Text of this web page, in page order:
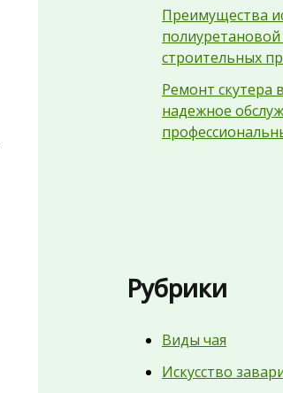
Преимущества
строительных
Ремонт скутера
надежное
Рубрики
Виды чая
Искусство